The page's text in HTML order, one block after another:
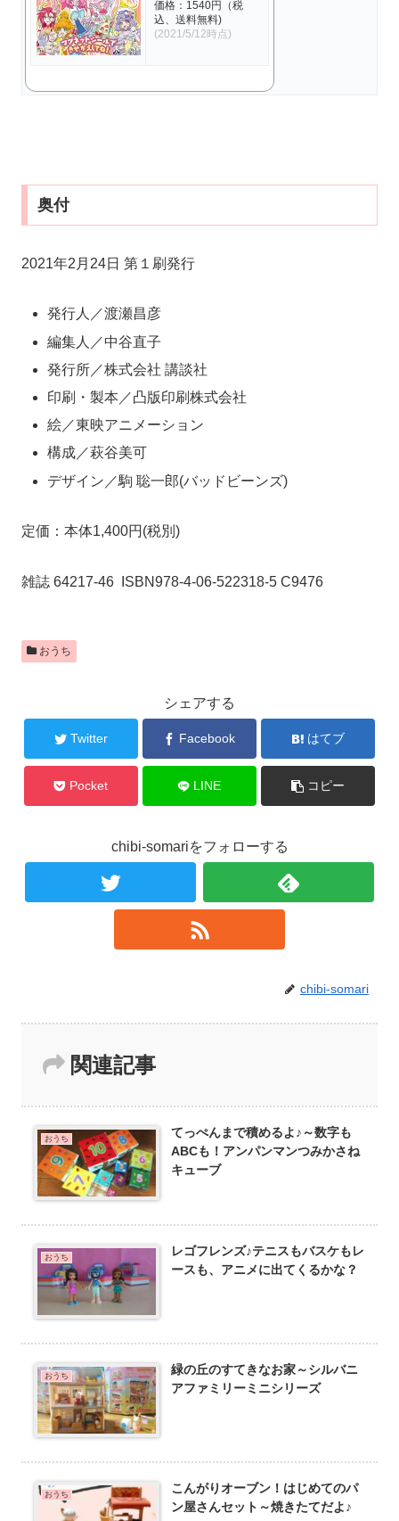
価格：1540円（税
込、送料無料)
(2021/5/12時点)
奥付
2021年2月24日 第１刷発行
発行人／渡瀬昌彦
編集人／中谷直子
発行所／株式会社 講談社
印刷・製本／凸版印刷株式会社
絵／東映アニメーション
構成／萩谷美可
デザイン／駒 聡一郎(バッドビーンズ)
定価：本体1,400円(税別)
雑誌 64217-46 ISBN978-4-06-522318-5 C9476
おうち
シェアする
Twitter Facebook はてブ
Pocket LINE コピー
chibi-somariをフォローする
chibi-somari
関連記事
おうち
てっぺんまで積めるよ♪～数字も
ABCも！アンパンマンつみかさね
キューブ
おうち
レゴフレンズ♪テニスもバスケもレ
ースも、アニメに出てくるかな？
おうち
緑の丘のすてきなお家～シルバニ
アファミリーミニシリーズ
おうち
こんがりオーブン！はじめてのパ
ン屋さんセット～焼きたてだよ♪